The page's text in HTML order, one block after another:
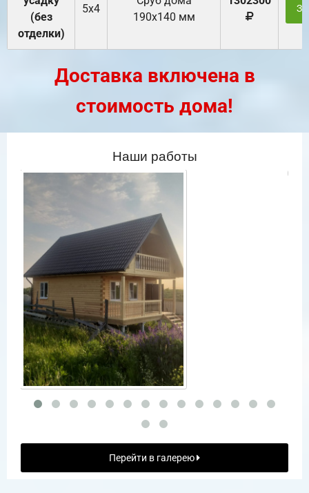
(без
отделки)
5х4
190х140 мм
Доставка включена в
стоимость дома!
Наши работы
Перейти в галерею